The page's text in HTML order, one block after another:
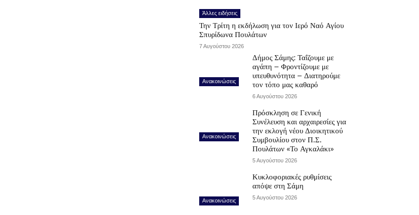
Άλλες ειδήσεις
Την Τρίτη η εκδήλωση για τον Ιερό Ναό Αγίου
Σπυρίδωνα Πουλάτων
7 Αυγούστου 2026
Ανακοινώσεις
Δήμος Σάμης: Ταΐζουμε με
αγάπη – Φροντίζουμε με
υπευθυνότητα – Διατηρούμε
τον τόπο μας καθαρό
6 Αυγούστου 2026
Ανακοινώσεις
Πρόσκληση σε Γενική
Συνέλευση και αρχαιρεσίες για
την εκλογή νέου Διοικητικού
Συμβουλίου στον Π.Σ.
Πουλάτων «Το Αγκαλάκι»
5 Αυγούστου 2026
Ανακοινώσεις
Κυκλοφοριακές ρυθμίσεις
απόψε στη Σάμη
5 Αυγούστου 2026